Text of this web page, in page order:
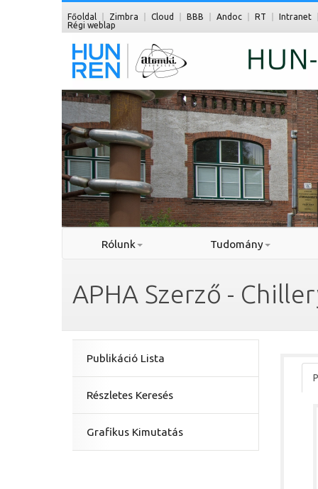
Főoldal Zimbra Cloud BBB Andoc RT
Intranet
Régi weblap
Rólunk Tudomány
APHA Szerző -
Publikáció Lista
Részletes Keresés
Grafikus Kimutatás